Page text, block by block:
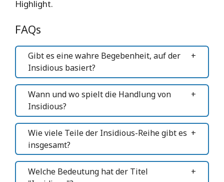
Highlight.
FAQs
Gibt es eine wahre Begebenheit, auf der
Insidious basiert?
Wann und wo spielt die Handlung von
Insidious?
Wie viele Teile der Insidious-Reihe gibt es
insgesamt?
Welche Bedeutung hat der Titel